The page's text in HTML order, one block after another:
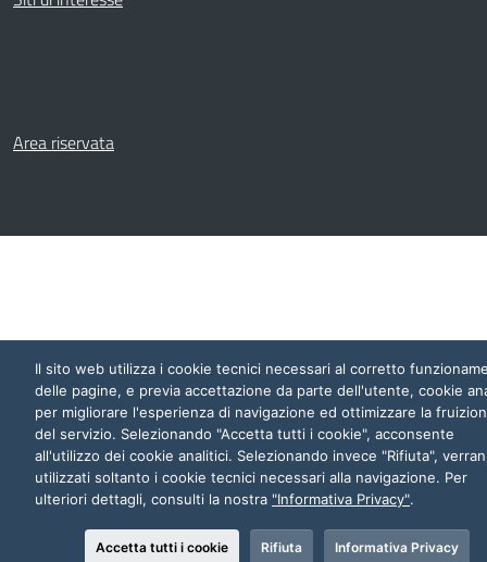
Area riservata
Il sito web utilizza i cookie tecnici necessari al corretto
delle pagine, e previa accettazione da parte dell'utente, cookie
per migliorare l'esperienza di navigazione ed ottimizzare la
del servizio. Selezionando "Accetta tutti i cookie", acconsente
all'utilizzo dei cookie analitici. Selezionando invece "Rifiuta",
utilizzati soltanto i cookie tecnici necessari alla navigazione. Per
ulteriori dettagli, consulti la nostra "Informativa Privacy".
Accetta tutti i cookie Rifiuta Informativa Privacy